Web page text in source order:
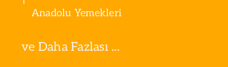
Anadolu Yemekleri
ve Daha Fazlası ...